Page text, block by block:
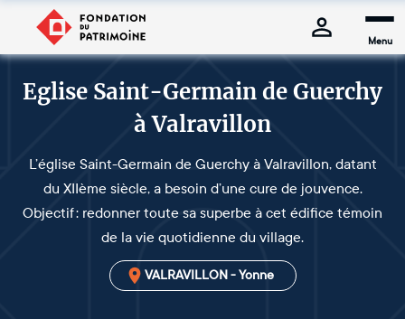
Menu
Eglise Saint-Germain de Guerchy
à Valravillon
L’église Saint-Germain de Guerchy à Valravillon, datant
du XIIème siècle, a besoin d’une cure de jouvence.
Objectif : redonner toute sa superbe à cet édifice témoin
de la vie quotidienne du village.
VALRAVILLON - Yonne